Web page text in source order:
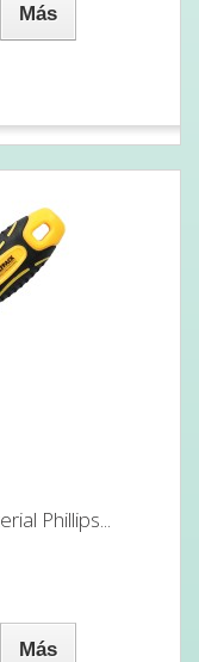
Más
Phillips...
Más